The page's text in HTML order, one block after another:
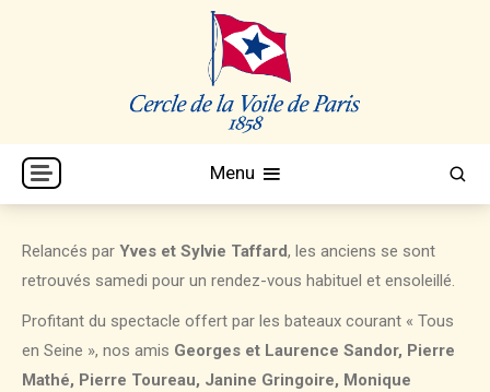
CVP
Cercle de la Voile de Paris
Menu
Relancés par Yves et Sylvie Taffard, les anciens se sont
retrouvés samedi pour un rendez-vous habituel et ensoleillé.
Profitant du spectacle offert par les bateaux courant « Tous
en Seine », nos amis Georges et Laurence Sandor, Pierre
Mathé, Pierre Toureau, Janine Gringoire, Monique